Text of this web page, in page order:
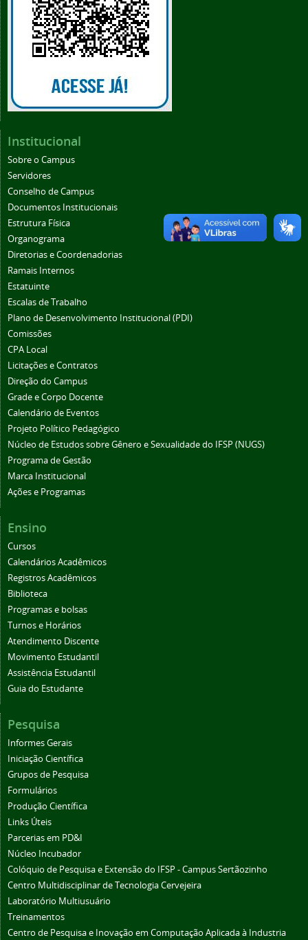
Institucional
Sobre o Campus
Servidores
Conselho de Campus
Documentos Institucionais
Estrutura Física
Organograma
Diretorias e Coordenadorias
Ramais Internos
Estatuinte
Escalas de Trabalho
Plano de Desenvolvimento Institucional (PDI)
Comissões
CPA Local
Licitações e Contratos
Direção do Campus
Grade e Corpo Docente
Calendário de Eventos
Projeto Político Pedagógico
Núcleo de Estudos sobre Gênero e Sexualidade do IFSP (NUGS)
Programa de Gestão
Marca Institucional
Ações e Programas
Ensino
Cursos
Calendários Acadêmicos
Registros Acadêmicos
Biblioteca
Programas e bolsas
Turnos e Horários
Atendimento Discente
Movimento Estudantil
Assistência Estudantil
Guia do Estudante
Pesquisa
Informes Gerais
Iniciação Científica
Grupos de Pesquisa
Formulários
Produção Científica
Links Úteis
Parcerias em PD&I
Núcleo Incubador
Colóquio de Pesquisa e Extensão do IFSP - Campus Sertãozinho
Centro Multidisciplinar de Tecnologia Cervejeira
Laboratório Multiusuário
Treinamentos
Centro de Pesquisa e Inovação em Computação Aplicada à Industria